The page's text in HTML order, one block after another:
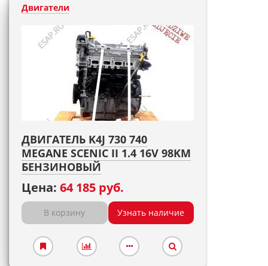
Двигатели
ДВИГАТЕЛЬ K4J 730 740
MEGANE SCENIC II 1.4 16V 98KM
БЕНЗИНОВЫЙ
Цена: 64 185 руб.
В корзину Узнать наличие